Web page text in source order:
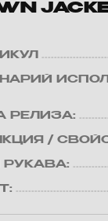
РЕЛИЗА:
/
РУКАВА: